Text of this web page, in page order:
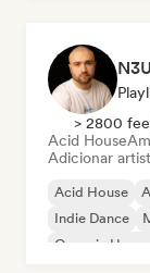
> 2800
Acid House
Adicionar
Acid House
Indie Dance
Organic